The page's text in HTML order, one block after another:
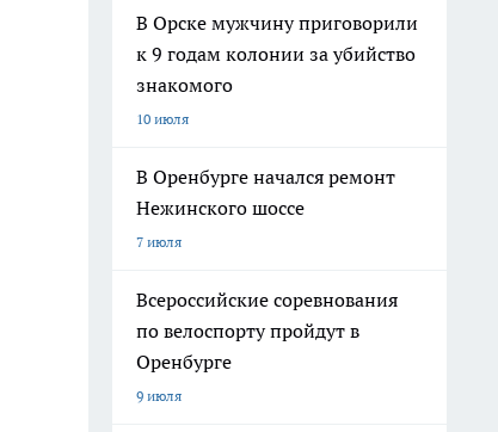
В Орске мужчину приговорили
к 9 годам колонии за убийство
знакомого
10 июля
В Оренбурге начался ремонт
Нежинского шоссе
7 июля
Всероссийские соревнования
по велоспорту пройдут в
Оренбурге
9 июля